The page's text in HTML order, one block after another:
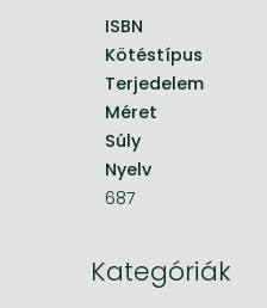
One-Punch Man manga
ISBN
Kötéstípus
Terjedelem
Méret
Súly
Nyelv
687
Kategóriák